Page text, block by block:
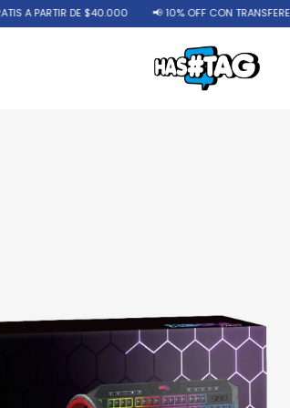
DE $40.000 📢 10% OFF CON TRANSFERENCIA